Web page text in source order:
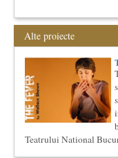
muzicala, cu durata de
N...
Cursul de Literatura
umanitatii
Societatea Muzicala
universala: „Marile
cu...
Cursul de Lingvistica
Societatea Muzicala
lingvistica. Este un
academ...
Alte proiecte
Teatrului National